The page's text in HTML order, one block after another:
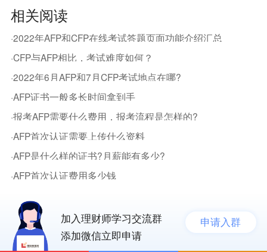
相关阅读
·2022年AFP和CFP在线考试答题页面功能介绍汇总
·CFP与AFP相比，考试难度如何？
·2022年6月AFP和7月CFP考试地点在哪?
·AFP证书一般多长时间拿到手
·报考AFP需要什么费用，报考流程是怎样的?
·AFP首次认证需要上传什么资料
·AFP是什么样的证书?月薪能有多少?
·AFP首次认证费用多少钱
加入理财师学习交流群
添加微信立即申请
申请入群